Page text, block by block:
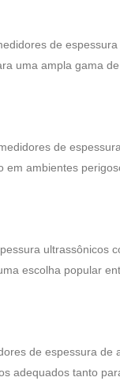
de
uma ampla gama de
de
em ambientes
ultrassônicos
escolha popular
de espessura
adequados tanto